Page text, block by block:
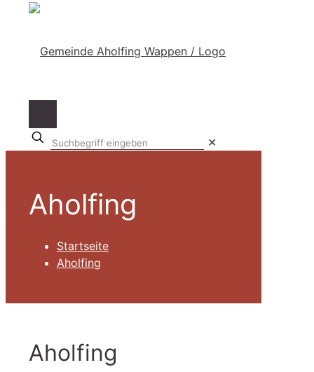
Suchbegriff
eingeben
✕
Aholfing
Startseite
Aholfing
Aholfing